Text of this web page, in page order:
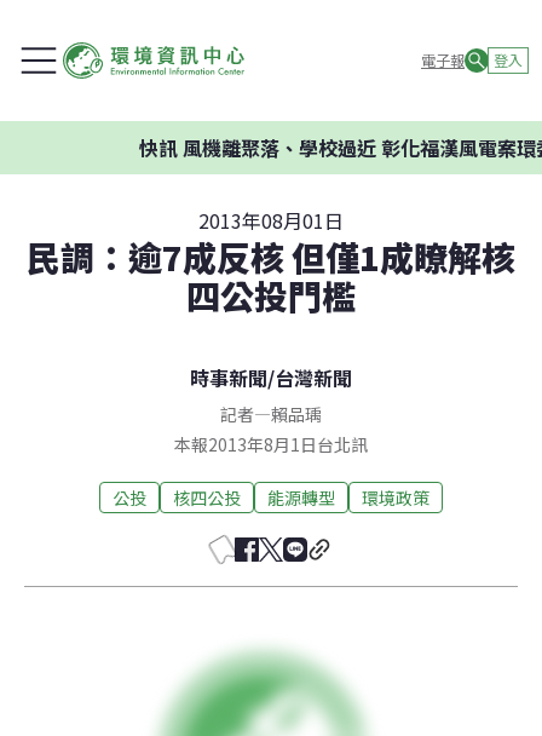
電子報 登入
風機離聚落、學校過近 彰化福漢風電案環委建
2013年08月01日
民調：逾7成反核 但僅1成瞭解核
四公投門檻
時事新聞/台灣新聞
記者—賴品瑀
本報2013年8月1日台北訊
公投 核四公投 能源轉型 環境政策